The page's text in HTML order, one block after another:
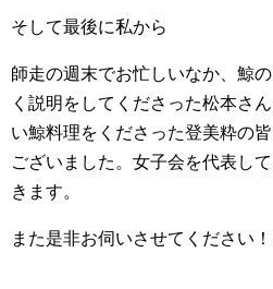
そして最後に私から
師走の週末でお忙しいなか、鯨
く説明をしてくださった松本さ
い鯨料理をくださった登美粋の
ございました。女子会を代表し
きます。
また是非お伺いさせてください